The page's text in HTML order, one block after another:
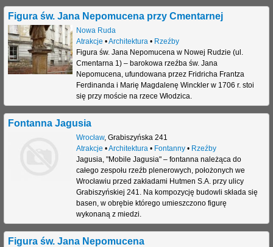
Figura św. Jana Nepomucena przy Cmentarnej
Nowa Ruda
Atrakcje •Architektura• Rzeźby
Figura św. Jana Nepomucena w Nowej Rudzie (ul.
Cmentarna 1) – barokowa rzeźba św. Jana
Nepomucena, ufundowana przez Fridricha Frantza
Ferdinanda i Marię Magdalenę Winckler w 1706 r. stoi
się przy moście na rzece Włodzica.
Fontanna Jagusia
Wrocław, Grabiszyńska 241
Atrakcje •Architektura• Fontanny• Rzeźby
Jagusia, "Mobile Jagusia" – fontanna należąca do
całego zespołu rzeźb plenerowych, położonych we
Wrocławiu przed zakładami Hutmen S.A. przy ulicy
Grabiszyńskiej 241. Na kompozycję budowli składa się
basen, w obrębie którego umieszczono figurę
wykonaną z miedzi.
Figura św. Jana Nepomucena